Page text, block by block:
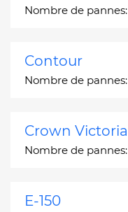
Nombre de pannes:
Contour
Nombre de pannes:
Crown Victoria
Nombre de pannes:
E-150